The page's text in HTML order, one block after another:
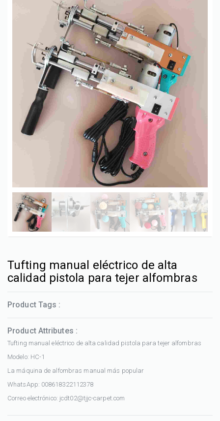
Tufting manual eléctrico de alta
calidad pistola para tejer alfombras
Product Tags :
Product Attributes :
Tufting manual eléctrico de alta calidad pistola para tejer alfombras
Modelo: HC-1
La máquina de alfombras manual más popular
WhatsApp: 008618322112378
Correo electrónico: jcdt02@tjjc-carpet.com